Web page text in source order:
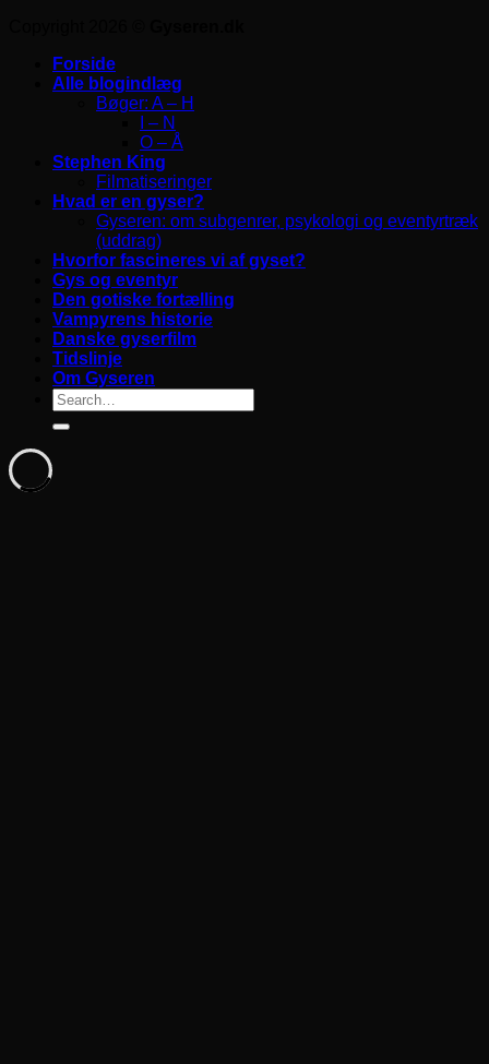
Forside
Alle blogindlæg
Bøger: A – H
I – N
O – Å
Stephen King
Filmatiseringer
Hvad er en gyser?
Gyseren: om subgenrer, psykologi og eventyrtræk
(uddrag)
Hvorfor fascineres vi af gyset?
Gys og eventyr
Den gotiske fortælling
Vampyrens historie
Danske gyserfilm
Tidslinje
Om Gyseren